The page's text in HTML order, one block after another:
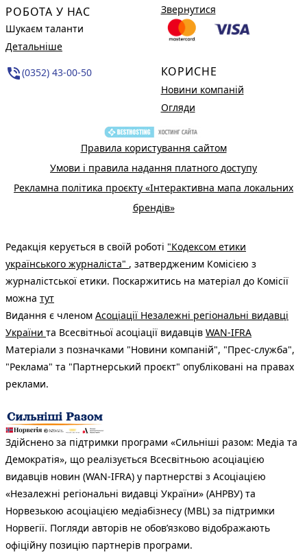
РОБОТА У НАС
Шукаєм таланти
Детальніше
phone_in_talk(0352) 43-00-50
Звернутися
КОРИСНЕ
Новини компаній
Огляди
Правила користування сайтом
Умови і правила надання платного доступу
Рекламна політика проєкту «Інтерактивна мапа локальних
брендів»
Редакція керується в своїй роботі "Кодексом етики
українського журналіста" , затвердженим Комісією з
журналістської етики. Поскаржитись на матеріал до Комісії
можна тут
Видання є членом Асоціації Незалежні регіональні видавці
України та Всесвітньої асоціації видавців WAN-IFRA
Матеріали з позначками "Новини компаній", "Прес-служба",
"Реклама" та "Партнерський проєкт" опубліковані на правах
реклами.
Здійснено за підтримки програми «Сильніші разом: Медіа та
Демократія», що реалізується Всесвітньою асоціацією
видавців новин (WAN-IFRA) у партнерстві з Асоціацією
«Незалежні регіональні видавці України» (АНРВУ) та
Норвезькою асоціацією медіабізнесу (MBL) за підтримки
Норвегії. Погляди авторів не обов’язково відображають
офіційну позицію партнерів програми.